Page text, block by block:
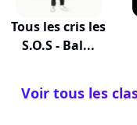
Tous les cris les
S.O.S - Bal...
Voir tous les